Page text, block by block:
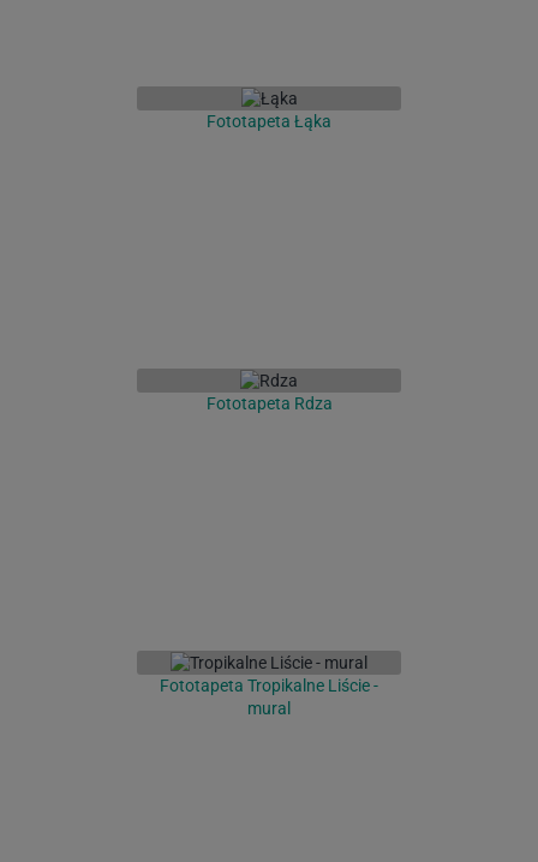
Fototapeta Łąka
Fototapeta Rdza
Fototapeta Tropikalne Liście -
mural